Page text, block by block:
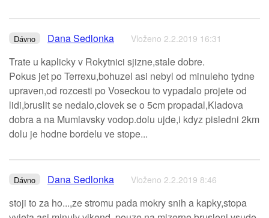
Dávno Dana Sedlonka Vloženo 2.2.2019 16:31
Trate u kaplicky v Rokytnici sjizne,stale dobre.
Pokus jet po Terrexu,bohuzel asi nebyl od minuleho tydne
upraven,od rozcesti po Voseckou to vypadalo projete od
lidi,bruslit se nedalo,clovek se o 5cm propadal,Kladova
dobra a na Mumlavsky vodop.dolu ujde,i kdyz pisledni 2km
dolu je hodne bordelu ve stope...
Dávno Dana Sedlonka Vloženo 2.2.2019 8:46
stoji to za ho...,ze stromu pada mokry snih a kapky,stopa